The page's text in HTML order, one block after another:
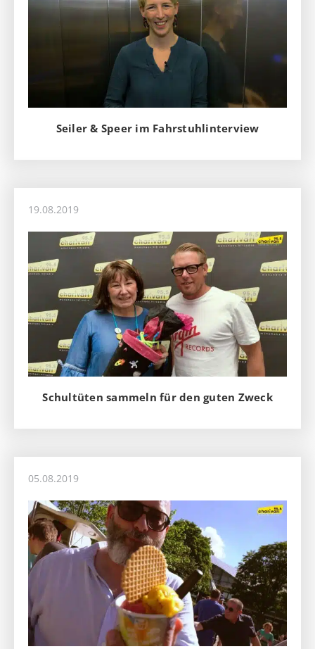
Seiler & Speer im Fahrstuhlinterview
19.08.2019
Schultüten sammeln für den guten Zweck
05.08.2019